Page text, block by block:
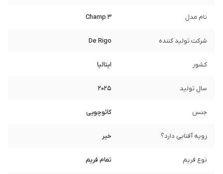
نام مدل Champ 3
شرکت تولید کننده De Rigo
کشور ایتالیا
سال تولید 2025
جنس کائوچویی
رویه آفتابی دارد؟ خیر
نوع فریم تمام فریم